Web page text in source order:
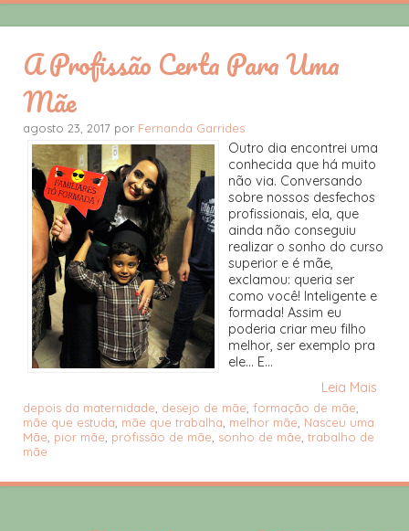
A Profissão Certa Para Uma
Mãe
agosto 23, 2017 por Fernanda Garrides
Outro dia encontrei uma
conhecida que há muito
não via. Conversando
sobre nossos desfechos
profissionais, ela, que
ainda não conseguiu
realizar o sonho do curso
superior e é mãe,
exclamou: queria ser
como você! Inteligente e
formada! Assim eu
poderia criar meu filho
melhor, ser exemplo pra
ele... E...
Leia Mais
depois da maternidade, desejo de mãe, formação de mãe,
mãe que estuda, mãe que trabalha, melhor mãe, Nasceu uma
Mãe, pior mãe, profissão de mãe, sonho de mãe, trabalho de
mãe